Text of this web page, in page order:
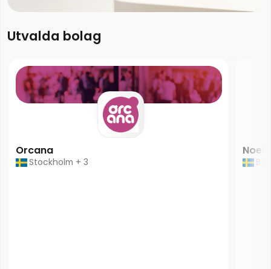
Utvalda bolag
Orcana
Stockholm + 3
Noel